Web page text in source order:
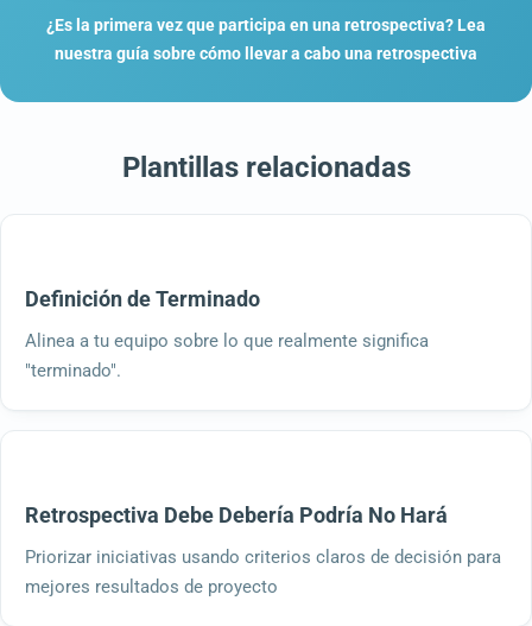
¿Es la primera vez que participa en una retrospectiva? Lea
nuestra guía sobre cómo llevar a cabo una retrospectiva
Plantillas relacionadas
Definición de Terminado
Alinea a tu equipo sobre lo que realmente significa
"terminado".
Retrospectiva Debe Debería Podría No Hará
Priorizar iniciativas usando criterios claros de decisión para
mejores resultados de proyecto